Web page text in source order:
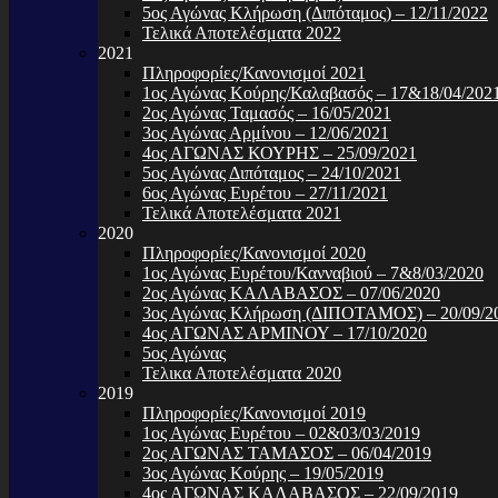
5ος Αγώνας Κλήρωση (Διπόταμος) – 12/11/2022
Τελικά Αποτελέσματα 2022
2021
Πληροφορίες/Κανονισμοί 2021
1ος Αγώνας Κούρης/Καλαβασός – 17&18/04/2021
2ος Αγώνας Ταμασός – 16/05/2021
3ος Αγώνας Αρμίνου – 12/06/2021
4ος ΑΓΩΝΑΣ ΚΟΥΡΗΣ – 25/09/2021
5ος Αγώνας Διπόταμος – 24/10/2021
6ος Αγώνας Ευρέτου – 27/11/2021
Τελικά Αποτελέσματα 2021
2020
Πληροφορίες/Κανονισμοί 2020
1ος Αγώνας Ευρέτου/Κανναβιού – 7&8/03/2020
2ος Αγώνας ΚΑΛΑΒΑΣΟΣ – 07/06/2020
3ος Αγώνας Κλήρωση (ΔΙΠΟΤΑΜΟΣ) – 20/09/
4ος ΑΓΩΝΑΣ ΑΡΜΙΝΟΥ – 17/10/2020
5ος Αγώνας
Τελικα Αποτελέσματα 2020
2019
Πληροφορίες/Κανονισμοί 2019
1ος Αγώνας Ευρέτου – 02&03/03/2019
2ος ΑΓΩΝΑΣ ΤΑΜΑΣΟΣ – 06/04/2019
3ος Αγώνας Κούρης – 19/05/2019
4ος ΑΓΩΝΑΣ ΚΑΛΑΒΑΣΟΣ – 22/09/2019